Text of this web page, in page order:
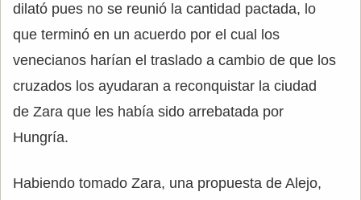
dilató pues no se reunió la cantidad pactada, lo
que terminó en un acuerdo por el cual los
venecianos harían el traslado a cambio de que los
cruzados los ayudaran a reconquistar la ciudad
de Zara que les había sido arrebatada por
Hungría.
Habiendo tomado Zara, una propuesta de Alejo,